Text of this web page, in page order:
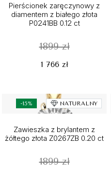
Pierścionek zaręczynowy z
diamentem z białego złota
P0241BB 0.12 ct
1899 zł
1 766 zł
-15% NATURALNY
Zawieszka z brylantem z
żółtego złota Z0267ZB 0.20 ct
1899 zł